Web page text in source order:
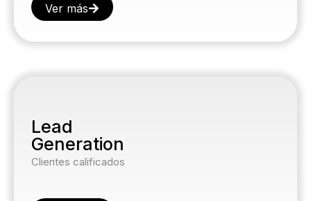
Ver más
Lead
Generation
Clientes calificados